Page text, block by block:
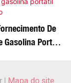
De
Gasolina Portátil